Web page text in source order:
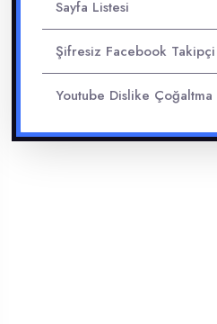
Sayfa Listesi
Şifresiz Facebook Takipçi
Youtube Dislike Çoğaltma